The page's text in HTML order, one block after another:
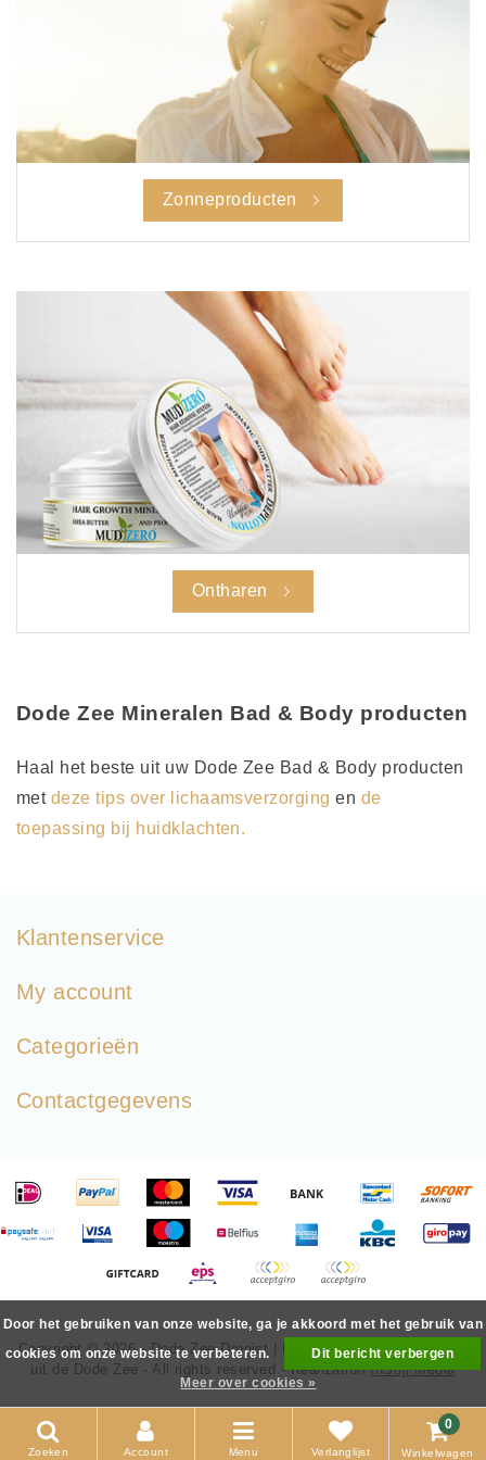
Zonneproducten
Ontharen
Dode Zee Mineralen Bad & Body producten
Haal het beste uit uw Dode Zee Bad & Body producten
met deze tips over lichaamsverzorging en de
toepassing bij huidklachten.
Klantenservice
My account
Categorieën
Contactgegevens
Copyright © 2026 - Dode Zee Drogist | Mineralen & Huidverzorging
uit de Dode Zee - All rights reserved - RealizationInStijl Media
Zoeken Account Menu Verlanglijst
0
Winkelwagen
Door het gebruiken van onze website, ga je akkoord met het gebruik van
cookies om onze website te verbeteren.
Dit bericht verbergen
Meer over cookies »